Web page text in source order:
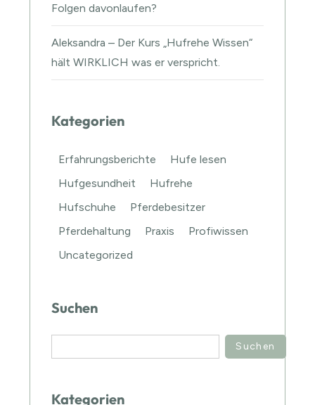
Folgen davonlaufen?
Aleksandra – Der Kurs „Hufrehe Wissen“
hält WIRKLICH was er verspricht.
Kategorien
Erfahrungsberichte
Hufe lesen
Hufgesundheit
Hufrehe
Hufschuhe
Pferdebesitzer
Pferdehaltung
Praxis
Profiwissen
Uncategorized
Suchen
Suchen
Kategorien